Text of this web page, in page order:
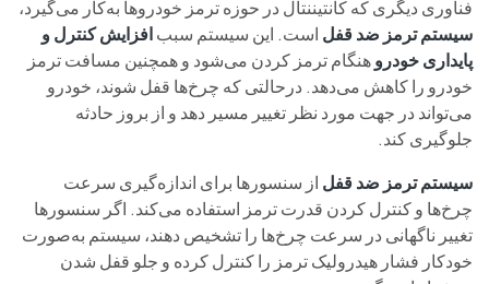
فناوری دیگری که کانتیننتال در حوزه ترمز خودروها به‌کار می‌گیرد،
سیستم ترمز ضد قفل است. این سیستم سببافزایش کنترل و
پایداری خودروهنگام ترمز کردن می‌شود و همچنین مسافت ترمز
خودرو را کاهش می‌دهد. درحالتی که چرخ‌ها قفل شوند، خودرو
می‌تواند در جهت مورد نظر تغییر مسیر دهد و از بروز حادثه
جلوگیری کند.
سیستم ترمز ضد قفل از سنسورها برای اندازه‌گیری سرعت
چرخ‌ها و کنترل کردن قدرت ترمز استفاده می‌کند. اگر سنسورها
تغییر ناگهانی در سرعت چرخ‌ها را تشخیص دهند، سیستم به‌صورت
خودکار فشار هیدرولیک ترمز را کنترل کرده و جلو قفل شدن